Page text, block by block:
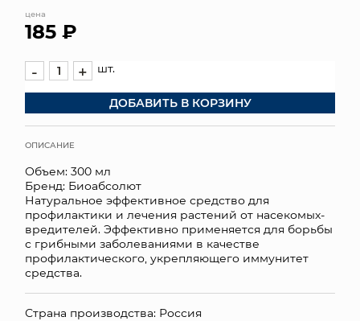
ПОДАРОЧНЫЕ КАРТЫ
ДОСТАВКА И ОПЛАТА
КОНТАКТЫ
цена
185 ₽
- + шт.
ДОБАВИТЬ В КОРЗИНУ
ОПИСАНИЕ
Объем: 300 мл
Бренд: Биоабсолют
Натуральное эффективное средство для
профилактики и лечения растений от насекомых-
вредителей. Эффективно применяется для борьбы
с грибными заболеваниями в качестве
профилактического, укрепляющего иммунитет
средства.
Страна производства: Россия